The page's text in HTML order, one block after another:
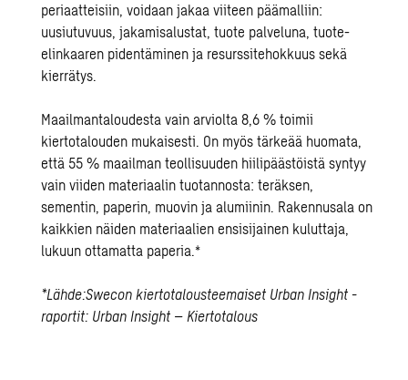
periaatteisiin, voidaan jakaa viiteen päämalliin:
uusiutuvuus, jakamisalustat, tuote palveluna, tuote-
elinkaaren pidentäminen ja resurssitehokkuus sekä
kierrätys.
Maailmantaloudesta vain arviolta 8,6 % toimii
kiertotalouden mukaisesti. On myös tärkeää huomata,
että 55 % maailman teollisuuden hiilipäästöistä syntyy
vain viiden materiaalin tuotannosta: teräksen,
sementin, paperin, muovin ja alumiinin. Rakennusala on
kaikkien näiden materiaalien ensisijainen kuluttaja,
lukuun ottamatta paperia.*
*Lähde:Swecon kiertotalousteemaiset Urban Insight -
raportit: Urban Insight – Kiertotalous